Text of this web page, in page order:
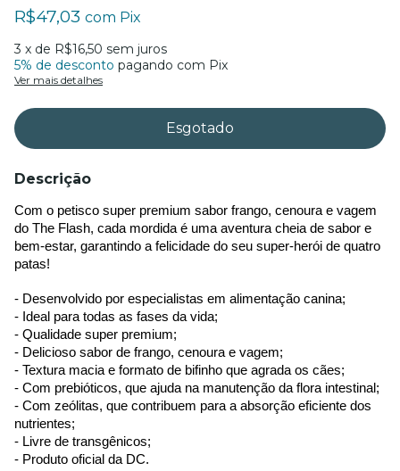
R$47,03 com Pix
3 x de R$16,50 sem juros
5% de desconto pagando com Pix
Ver mais detalhes
Descrição
Com o petisco super premium sabor frango, cenoura e vagem
do The Flash, cada mordida é uma aventura cheia de sabor e
bem-estar, garantindo a felicidade do seu super-herói de quatro
patas!
- Desenvolvido por especialistas em alimentação canina;
- Ideal para todas as fases da vida;
- Qualidade super premium;
- Delicioso sabor de frango, cenoura e vagem;
- Textura macia e formato de bifinho que agrada os cães;
- Com prebióticos, que ajuda na manutenção da flora intestinal;
- Com zeólitas, que contribuem para a absorção eficiente dos
nutrientes;
- Livre de transgênicos;
- Produto oficial da DC.